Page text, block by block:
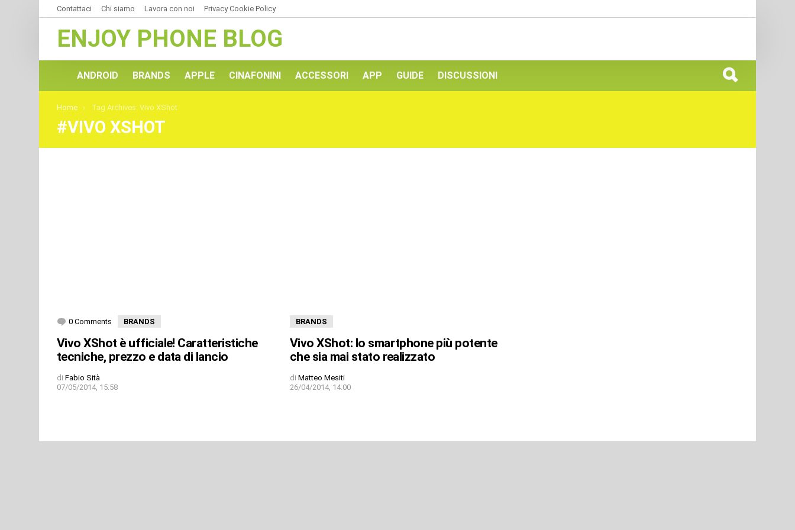
Contattaci Chi siamo Lavora con noi Privacy Cookie Policy
ENJOY PHONE BLOG
ANDROID BRANDS APPLE CINAFONINI ACCESSORI APP GUIDE DISCUSSIONI
You are here:
Home Tag Archives: Vivo XShot
VIVO XSHOT
0 Comments BRANDS
Vivo XShot è ufficiale! Caratteristiche
tecniche, prezzo e data di lancio
di Fabio Sità
07/05/2014, 15:58
BRANDS
Vivo XShot: lo smartphone più potente
che sia mai stato realizzato
di Matteo Mesiti
26/04/2014, 14:00